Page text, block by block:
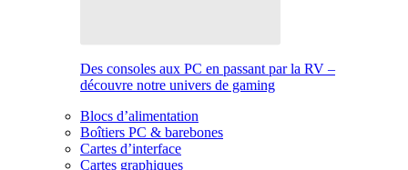
Des consoles aux PC en passant par la RV –
découvre notre univers de gaming
Blocs d’alimentation
Boîtiers PC & barebones
Cartes d’interface
Cartes graphiques